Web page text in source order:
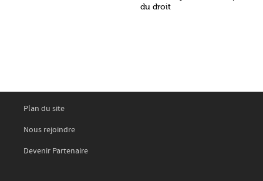
du droit
Plan du site
Nous rejoindre
Devenir Partenaire